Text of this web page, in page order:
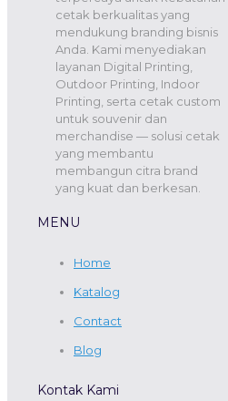
cetak berkualitas yang
mendukung branding bisnis
Anda. Kami menyediakan
layanan Digital Printing,
Outdoor Printing, Indoor
Printing, serta cetak custom
untuk souvenir dan
merchandise — solusi cetak
yang membantu
membangun citra brand
yang kuat dan berkesan.
MENU
Home
Katalog
Contact
Blog
Kontak Kami